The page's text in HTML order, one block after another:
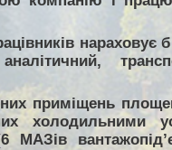
нараховує
приміщень
холодильними
МАЗів